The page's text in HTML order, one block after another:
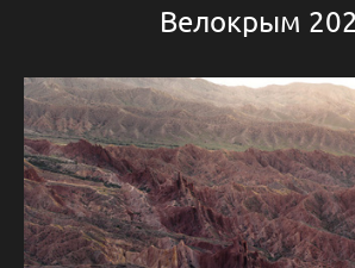
Велокрым